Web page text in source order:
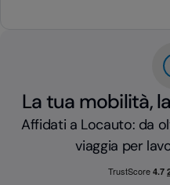
La tua mobilità,
Affidati a Locauto: da
viaggia per